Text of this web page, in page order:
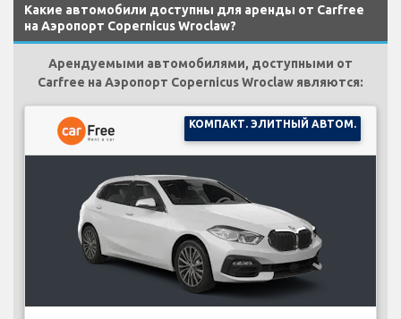
Какие автомобили доступны для аренды от Carfree
на Аэропорт Copernicus Wroclaw?
Арендуемыми автомобилями, доступными от
Carfree на Аэропорт Copernicus Wroclaw являются:
КОМПАКТ. ЭЛИТНЫЙ АВТОМ.